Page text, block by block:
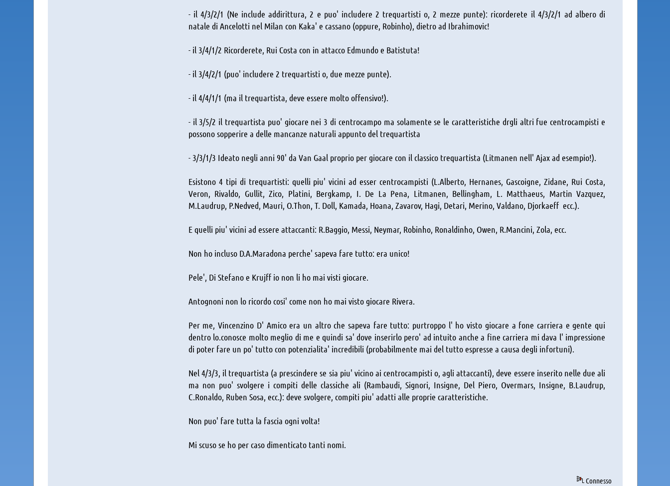
- il 4/3/2/1 (Ne include addirittura, 2 e puo' includere 2 trequartisti o, 2 mezze punte): ricorderete il 4/3/2/1 ad albero di
natale di Ancelotti nel Milan con Kaka' e cassano (oppure, Robinho), dietro ad Ibrahimovic!
- il 3/4/1/2 Ricorderete, Rui Costa con in attacco Edmundo e Batistuta!
- il 3/4/2/1 (puo' includere 2 trequartisti o, due mezze punte).
- il 4/4/1/1 (ma il trequartista, deve essere molto offensivo!).
- il 3/5/2 il trequartista puo' giocare nei 3 di centrocampo ma solamente se le caratteristiche drgli altri fue centrocampisti e
possono sopperire a delle mancanze naturali appunto del trequartista
- 3/3/1/3 Ideato negli anni 90' da Van Gaal proprio per giocare con il classico trequartista (Litmanen nell' Ajax ad esempio!).
Esistono 4 tipi di trequartisti: quelli piu' vicini ad esser centrocampisti (L.Alberto, Hernanes, Gascoigne, Zidane, Rui Costa,
Veron, Rivaldo, Gullit, Zico, Platini, Bergkamp, I. De La Pena, Litmanen, Bellingham, L. Matthaeus, Martin Vazquez,
M.Laudrup, P.Nedved, Mauri, O.Thon, T. Doll, Kamada, Hoana, Zavarov, Hagi, Detari, Merino, Valdano, Djorkaeff ecc.).
E quelli piu' vicini ad essere attaccanti: R.Baggio, Messi, Neymar, Robinho, Ronaldinho, Owen, R.Mancini, Zola, ecc.
Non ho incluso D.A.Maradona perche' sapeva fare tutto: era unico!
Pele', Di Stefano e Krujff io non li ho mai visti giocare.
Antognoni non lo ricordo cosi' come non ho mai visto giocare Rivera.
Per me, Vincenzino D' Amico era un altro che sapeva fare tutto: purtroppo l' ho visto giocare a fone carriera e gente qui
dentro lo.conosce molto meglio di me e quindi sa' dove inserirlo pero' ad intuito anche a fine carriera mi dava l' impressione
di poter fare un po' tutto con potenzialita' incredibili (probabilmente mai del tutto espresse a causa degli infortuni).
Nel 4/3/3, il trequartista (a prescindere se sia piu' vicino ai centrocampisti o, agli attaccanti), deve essere inserito nelle due ali
ma non puo' svolgere i compiti delle classiche ali (Rambaudi, Signori, Insigne, Del Piero, Overmars, Insigne, B.Laudrup,
C.Ronaldo, Ruben Sosa, ecc.): deve svolgere, compiti piu' adatti alle proprie caratteristiche.
Non puo' fare tutta la fascia ogni volta!
Mi scuso se ho per caso dimenticato tanti nomi.
Connesso